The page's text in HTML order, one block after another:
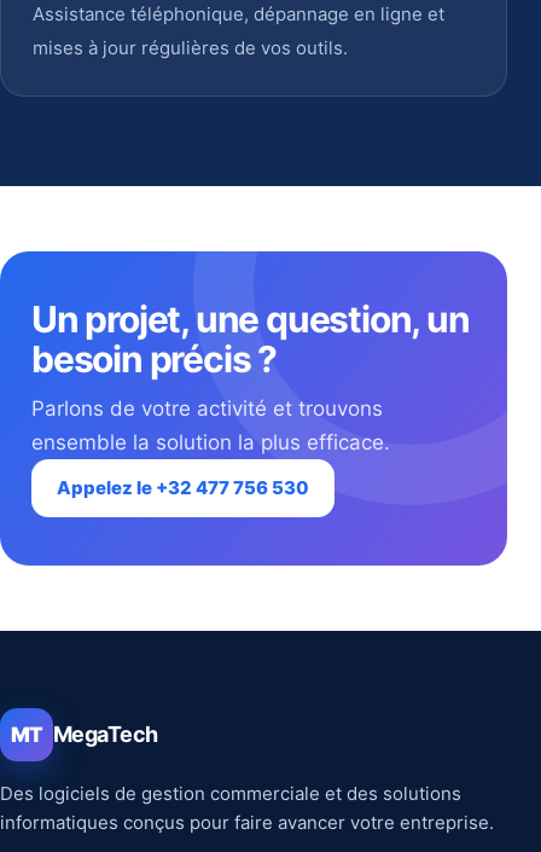
Assistance téléphonique, dépannage en ligne et
mises à jour régulières de vos outils.
Un projet, une question, un
besoin précis ?
Parlons de votre activité et trouvons
ensemble la solution la plus efficace.
Appelez le +32 477 756 530
MT MegaTech
Des logiciels de gestion commerciale et des solutions
informatiques conçus pour faire avancer votre entreprise.